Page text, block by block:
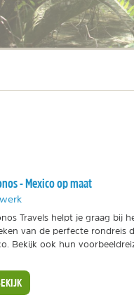
- Mexico op maat
Travels helpt je graag bij
van de perfecte rondreis
Bekijk ook hun